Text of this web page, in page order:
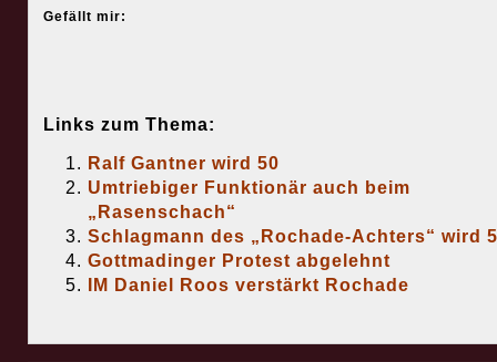
Gefällt mir:
Links zum Thema:
Ralf Gantner wird 50
Umtriebiger Funktionär auch beim
„Rasenschach“
Schlagmann des „Rochade-Achters“ wird
Gottmadinger Protest abgelehnt
IM Daniel Roos verstärkt Rochade